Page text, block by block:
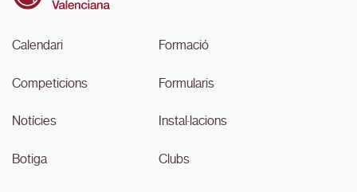
Calendari
Competicions
Notícies
Botiga
Formació
Formularis
Instal·lacions
Clubs